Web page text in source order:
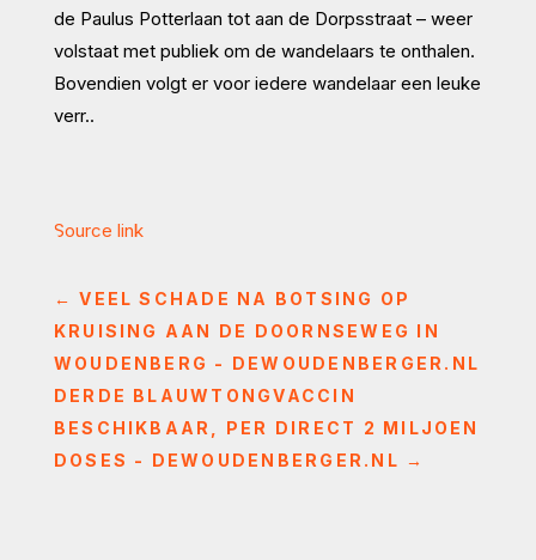
de Paulus Potterlaan tot aan de Dorpsstraat – weer
volstaat met publiek om de wandelaars te onthalen.
Bovendien volgt er voor iedere wandelaar een leuke
verr..
Source link
←VEEL SCHADE NA BOTSING OP
KRUISING AAN DE DOORNSEWEG IN
WOUDENBERG - DEWOUDENBERGER.NL
DERDE BLAUWTONGVACCIN
BESCHIKBAAR, PER DIRECT 2 MILJOEN
DOSES - DEWOUDENBERGER.NL →